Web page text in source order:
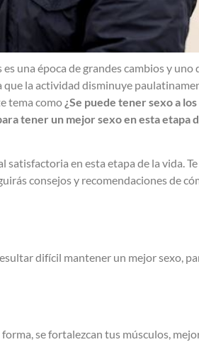
una época de grandes cambios y uno
que la actividad disminuye
tema como ¿Se puede tener sexo a
tener un mejor sexo en esta etapa
en esta etapa de la vida. Te
consejos y recomendaciones de
difícil mantener un mejor sexo,
se fortalezcan tus músculos,